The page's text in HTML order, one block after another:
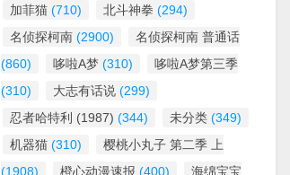
加菲猫 (710) 北斗神拳 (294)
名侦探柯南 (2900)
名侦探柯南 普通话
(860)
哆啦A梦 (310)
哆啦A梦第三季
(310)
大志有话说 (299)
忍者哈特利 (1987) (344) 未分类 (349)
机器猫 (310)
樱桃小丸子 第二季 上
(1908)
橙心动漫速报 (400)
海绵宝宝